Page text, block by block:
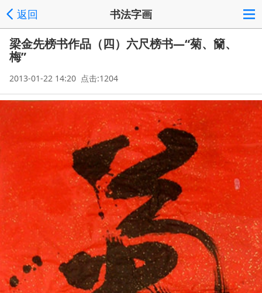
返回 书法字画
梁金先榜书作品（四）六尺榜书—“菊、籣、
梅”
2013-01-22 14:20 点击:1204